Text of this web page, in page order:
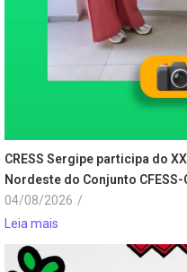
CRESS Sergipe participa do
Nordeste do Conjunto CFESS-
04/08/2026 /
Leia mais